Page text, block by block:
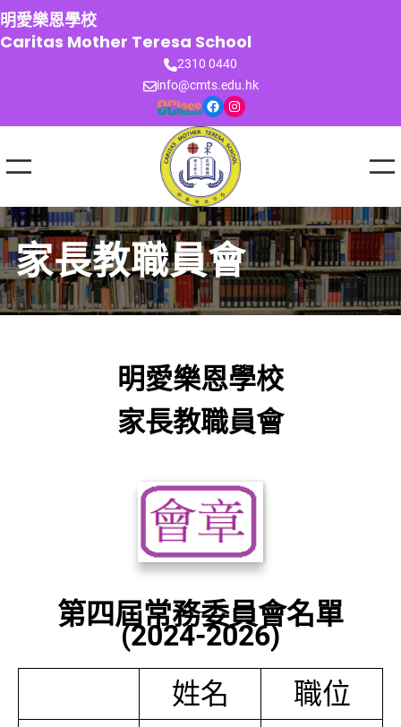
跳
至
主
明愛樂恩學校
Caritas Mother Teresa School
2310 0440
info@cmts.edu.hk
Facebook Instagram
家長教職員會
明愛樂恩學校
家長教職員會
第四屆常務委員會名單
(2024-2026)
姓名
職位